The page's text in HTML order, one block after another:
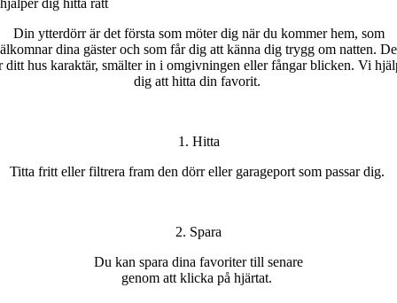
dig hitta rätt
Din ytterdörr är det första som möter dig när du kommer hem, som
dina gäster och som får dig att känna dig trygg om natten.
ditt hus karaktär, smälter in i omgivningen eller fångar blicken. Vi
dig att hitta din favorit.
1. Hitta
Titta fritt eller filtrera fram den dörr eller garageport som passardig.
2. Spara
Du kan spara dina favoritertill senare
genom att klicka på hjärtat.